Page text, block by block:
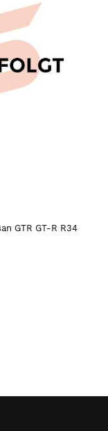
GTR GT-R R34